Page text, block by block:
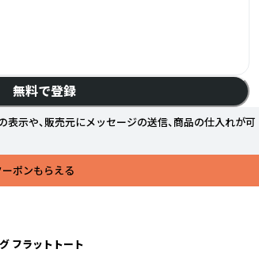
無料で登録
表示や、販売元にメッセージの送信、商品の仕入れが可
ポンもらえる
フラットトート